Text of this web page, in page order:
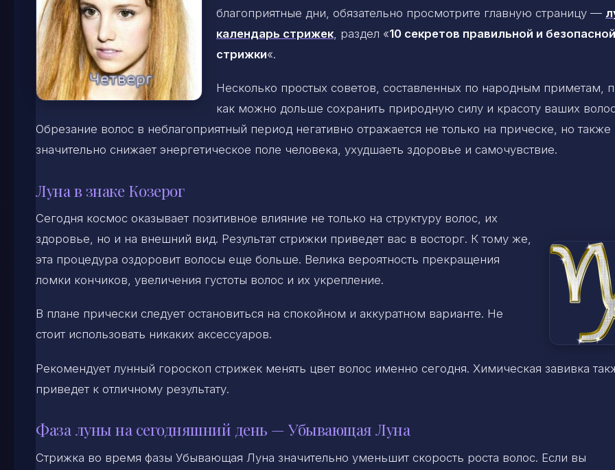
благоприятные дни, обязательно просмотрите главную страницу —
календарь стрижек, раздел «10 секретов правильной и безопасной
стрижки«.
Несколько простых советов, составленных по народным приметам,
как можно дольше сохранить природную силу и красоту ваших
Обрезание волос в неблагоприятный период негативно отражается не только на прическе, но также
значительно снижает энергетическое поле человека, ухудшаеть здоровье и самочувствие.
Луна в знаке Козерог
Сегодня космос оказывает позитивное влияние не только на структуру волос, их
здоровье, но и на внешний вид. Результат стрижки приведет вас в восторг. К тому же,
эта процедура оздоровит волосы еще больше. Велика вероятность прекращения
ломки кончиков, увеличения густоты волос и их укрепление.
В плане прически следует остановиться на спокойном и аккуратном варианте. Не
стоит использовать никаких аксессуаров.
Рекомендует лунный гороскоп стрижек менять цвет волос именно сегодня. Химическая завивка
приведет к отличному результату.
Фаза луны на сегодняшний день — Убывающая Луна
Стрижка во время фазы Убывающая Луна значительно уменьшит скорость роста волос. Если вы